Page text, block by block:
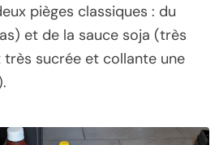
pièges classiques : du
et de la sauce soja (très
sucrée et collante une